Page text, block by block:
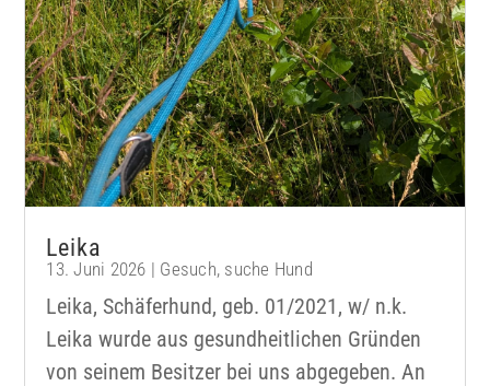
Leika
13. Juni 2026 | Gesuch, suche Hund
Leika, Schäferhund, geb. 01/2021, w/ n.k.
Leika wurde aus gesundheitlichen Gründen
von seinem Besitzer bei uns abgegeben. An